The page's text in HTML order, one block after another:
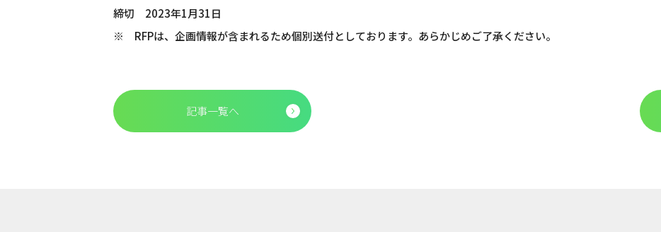
締切 2023年1月31日
※ RFPは、企画情報が含まれるため個別送付としております。あらかじめご了承ください。
記事一覧へ